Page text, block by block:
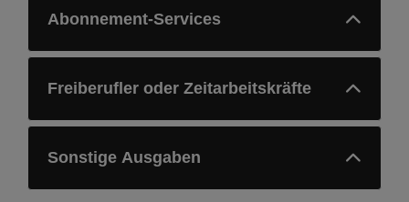
Abonnement-Services
Freiberufler oder Zeitarbeitskräfte
Sonstige Ausgaben